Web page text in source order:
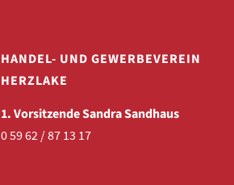
HANDEL- UND GEWERBEVEREIN
HERZLAKE
1. Vorsitzende Sandra Sandhaus
0 59 62 / 87 13 17